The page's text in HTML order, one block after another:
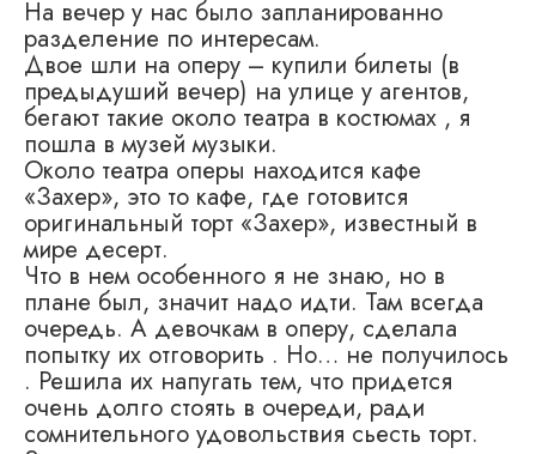
На вечер у нас было запланированно
разделение по интересам.
Двое шли на оперу – купили билеты (в
предыдуший вечер) на улице у агентов,
бегают такие около театра в костюмах , я
пошла в музей музыки.
Около театра оперы находится кафе
«Захер», это то кафе, где готовится
оригинальный торт «Захер», известный в
мире десерт.
Что в нем особенного я не знаю, но в
плане был, значит надо идти. Там всегда
очередь. А девочкам в оперу, сделала
попытку их отговорить . Но… не получилось
. Решила их напугать тем, что придется
очень долго стоять в очереди, ради
сомнительного удовольствия сьесть торт.